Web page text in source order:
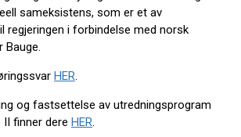
sameksistens, som er et av
regjeringen i forbindelse med norsk
Bauge.
HER.
og fastsettelse av utredningsprogram
finner dere HER.